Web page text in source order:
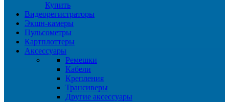
Купить
Видеорегистраторы
Экшн-камеры
Пульсометры
Картплоттеры
Аксессуары
Ремешки
Кабели
Крепления
Трансиверы
Другие аксессуары